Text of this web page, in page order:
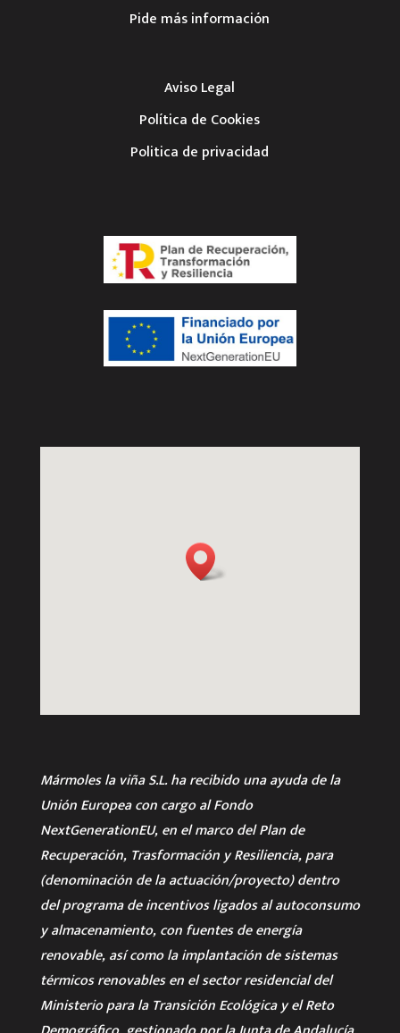
Pide más información
Aviso Legal
Política de Cookies
Politica de privacidad
Mármoles la viña S.L. ha recibido una ayuda de la
Unión Europea con cargo al Fondo
NextGenerationEU, en el marco del Plan de
Recuperación, Trasformación y Resiliencia, para
(denominación de la actuación/proyecto) dentro
del programa de incentivos ligados al autoconsumo
y almacenamiento, con fuentes de energía
renovable, así como la implantación de sistemas
térmicos renovables en el sector residencial del
Ministerio para la Transición Ecológica y el Reto